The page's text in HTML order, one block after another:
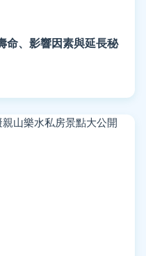
命、影響因素與延長秘